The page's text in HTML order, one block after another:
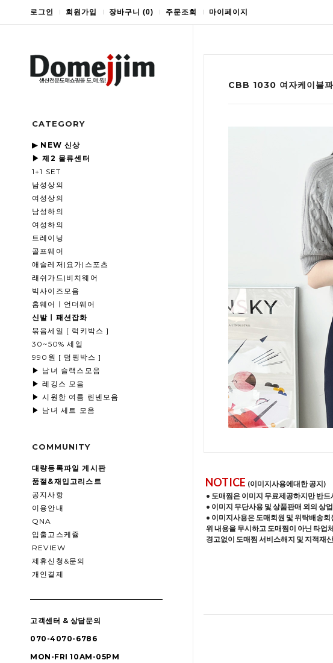
로그인 회원가입 장바구니 (0) 주문조회 마이페이지
CATEGORY
▶ NEW 신상
▶ 제2 물류센터
1+1 SET
남성상의
여성상의
남성하의
여성하의
트레이닝
골프웨어
애슬레저|요가|스포츠
래쉬가드|비치웨어
빅사이즈모음
홈웨어ㅣ언더웨어
신발ㅣ패션잡화
묶음세일 [ 럭키박스 ]
30~50% 세일
990원 [ 덤핑박스 ]
▶ 남녀 슬랙스모음
▶ 레깅스 모음
▶ 시원한 여름 린넨모음
▶ 남녀 세트 모음
COMMUNITY
대량등록파일 게시판
품절&재입고리스트
공지사항
이용안내
QNA
입출고스케쥴
REVIEW
제휴신청&문의
개인결제
고객센터 & 상담문의
070-4070-6786
MON-FRI 10AM-05PM
CBB 1030 여자케이블
NOTICE (이미지사용에대한 공지)
• 도매찜은 이미지 무료제공하지만 반
• 이미지 무단사용 및 상품판매 외의 상
• 이미지사용은 도매회원 및 위탁배송
위 내용을 무시하고 도매찜이 아닌 타업
경고없이 도매찜 서비스해지 및 지적재